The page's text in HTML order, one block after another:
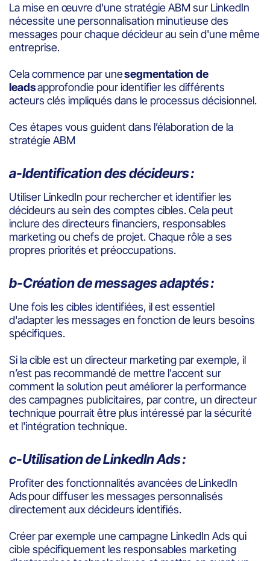
La mise en œuvre d'une stratégie ABM sur LinkedIn
nécessite une personnalisation minutieuse des
messages pour chaque décideur au sein d'une même
entreprise.
Cela commence par unesegmentation de
leadsapprofondie pour identifier les différents
acteurs clés impliqués dans le processus décisionnel.
Ces étapes vous guident dans l’élaboration de la
stratégie ABM
a-Identification des décideurs :
Utiliser LinkedIn pour rechercher et identifier les
décideurs au sein des comptes cibles. Cela peut
inclure des directeurs financiers, responsables
marketing ou chefs de projet. Chaque rôle a ses
propres priorités et préoccupations.
b-Création de messages adaptés :
Une fois les cibles identifiées, il est essentiel
d'adapter les messages en fonction de leurs besoins
spécifiques.
Si la cible est un directeur marketing par exemple, il
n’est pas recommandé de mettre l'accent sur
comment la solution peut améliorer la performance
des campagnes publicitaires, par contre, un directeur
technique pourrait être plus intéressé par la sécurité
et l'intégration technique.
c-Utilisation de LinkedIn Ads :
Profiter des fonctionnalités avancées de LinkedIn
Ads pour diffuser les messages personnalisés
directement aux décideurs identifiés.
Créer par exemple une campagne LinkedIn Ads qui
cible spécifiquement les responsables marketing